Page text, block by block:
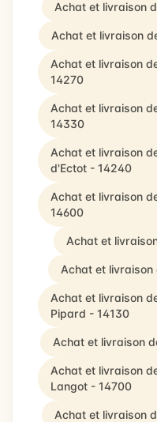
Achat et livraison
Achat et livraison
Achat et livraison
14270
Achat et livraison
14330
Achat et livraison
d'Ectot - 14240
Achat et livraison
14600
Achat et
Achat et livraison
Achat et livraison
Pipard - 14130
Achat et livraison
Achat et livraison
Langot - 14700
Achat et livraison